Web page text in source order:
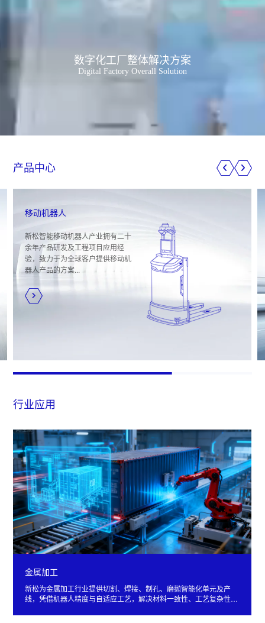
智能机器人全产品线
Comprehensive Intelligent Robotics Portfolio
产品中心
移动机器人
新松智能移动机器人产业拥有二十
余年产品研发及工程项目应用经
验，致力于为全球客户提供移动机
器人产品的方案...
行业应用
金属加工
新松为金属加工行业提供切割、焊接、制孔、磨抛智能化单元及产
线，凭借机器人精度与自适应工艺，解决材料一致性、工艺复杂性难